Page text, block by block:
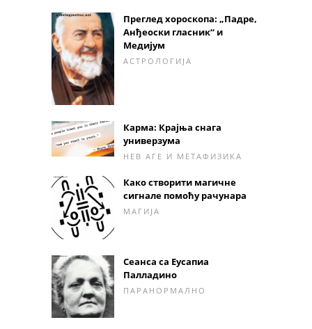
Преглед хороскопа: „Падре,
Анђеоски гласник“ и
Медијум
АСТРОЛОГИЈА
Карма: Крајња снага
универзума
НЕВ АГЕ И МЕТАФИЗИКА
Како створити магичне
сигнале помоћу рачунара
МАГИЈА
Сеанса са Еусапиа
Палладино
ПАРАНОРМАЛНО